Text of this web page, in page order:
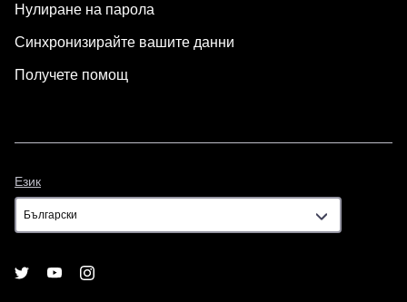
Нулиране на парола
Синхронизирайте вашите данни
Получете помощ
Език